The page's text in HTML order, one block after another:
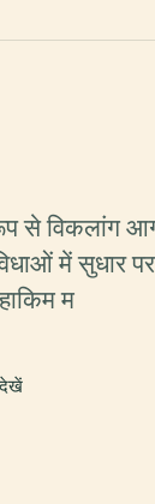
से विकलांग
में सुधार
म
देखें